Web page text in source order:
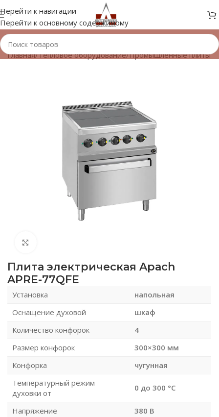
Перейти к навигации
Перейти к основному содержимому
Главная/Тепловое оборудование/Промышленные плиты
Плита электрическая Apach
APRE-77QFE
Установка
напольная
Оснащение духовой
шкаф
Количество конфорок
4
Размер конфорок
300×300 мм
Конфорка
чугунная
Температурный режим
духовки от
0 до 300 °С
Напряжение
380 В